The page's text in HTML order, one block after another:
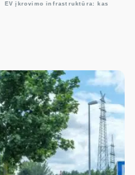
EV įkrovimo infrastruktūra: kas